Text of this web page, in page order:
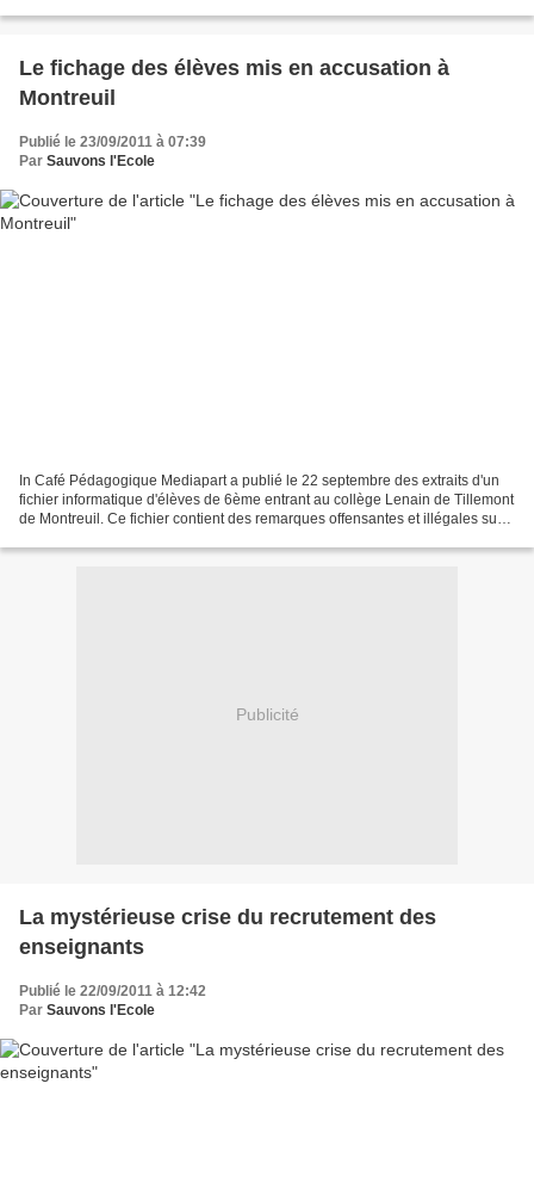
Le fichage des élèves mis en accusation à
Montreuil
Publié le 23/09/2011 à 07:39
Par Sauvons l'Ecole
In Café Pédagogique Mediapart a publié le 22 septembre des extraits d'un
fichier informatique d'élèves de 6ème entrant au collège Lenain de Tillemont
de Montreuil. Ce fichier contient des remarques offensantes et illégales sur
Publicité
La mystérieuse crise du recrutement des
enseignants
Publié le 22/09/2011 à 12:42
Par Sauvons l'Ecole